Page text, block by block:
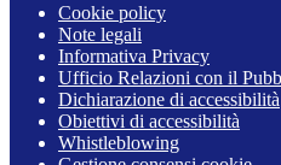
Cookie policy
Note legali
Informativa Privacy
Ufficio Relazioni con il
Dichiarazione di accessibilità
Obiettivi di accessibilità
Whistleblowing